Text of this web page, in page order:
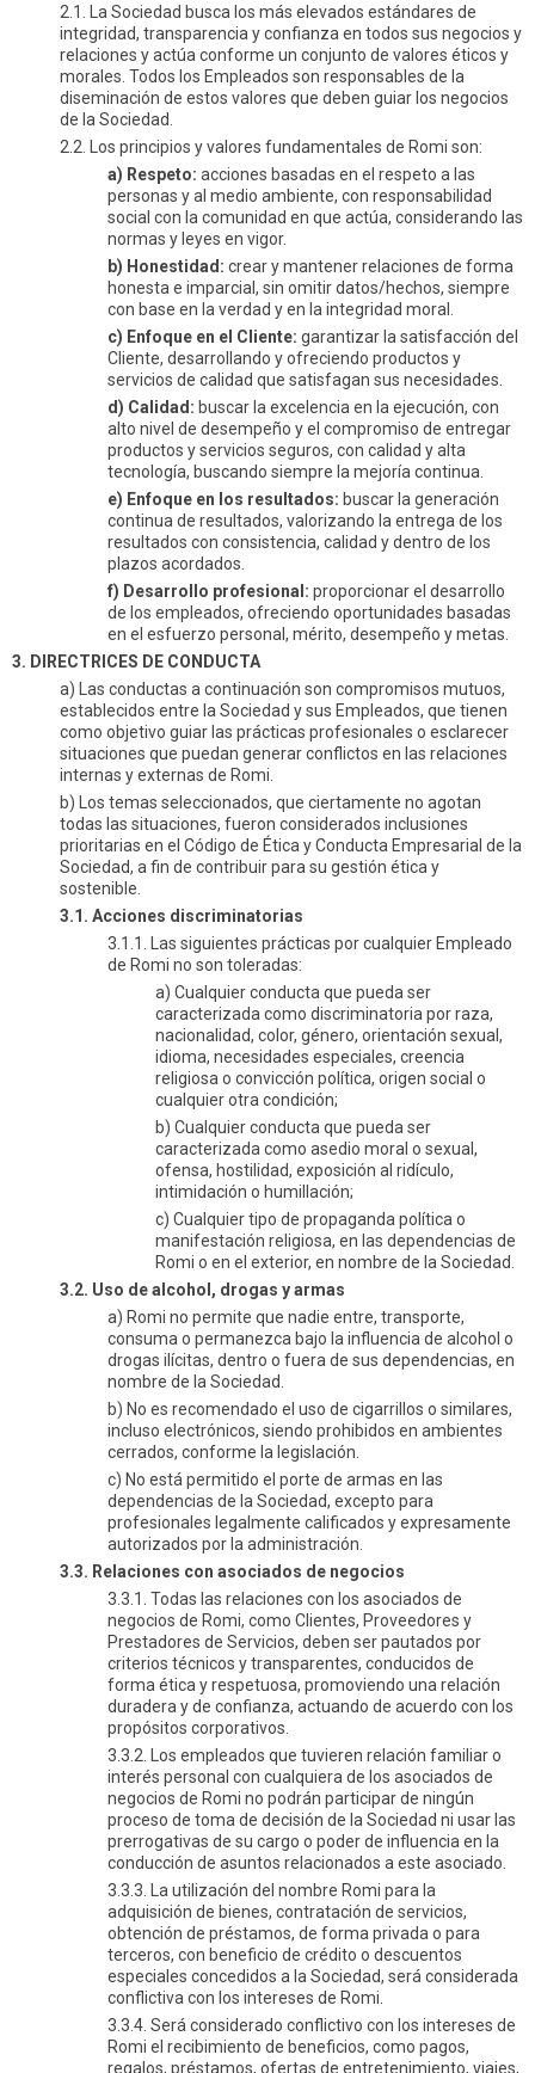
2.1. La Sociedad busca los más elevados estándares de
integridad, transparencia y confianza en todos sus negocios y
relaciones y actúa conforme un conjunto de valores éticos y
morales. Todos los Empleados son responsables de la
diseminación de estos valores que deben guiar los negocios
de la Sociedad.
2.2. Los principios y valores fundamentales de Romi son:
a) Respeto: acciones basadas en el respeto a las
personas y al medio ambiente, con responsabilidad
social con la comunidad en que actúa, considerando las
normas y leyes en vigor.
b) Honestidad: crear y mantener relaciones de forma
honesta e imparcial, sin omitir datos/hechos, siempre
con base en la verdad y en la integridad moral.
c) Enfoque en el Cliente: garantizar la satisfacción del
Cliente, desarrollando y ofreciendo productos y
servicios de calidad que satisfagan sus necesidades.
d) Calidad: buscar la excelencia en la ejecución, con
alto nivel de desempeño y el compromiso de entregar
productos y servicios seguros, con calidad y alta
tecnología, buscando siempre la mejoría continua.
e) Enfoque en los resultados: buscar la generación
continua de resultados, valorizando la entrega de los
resultados con consistencia, calidad y dentro de los
plazos acordados.
f) Desarrollo profesional: proporcionar el desarrollo
de los empleados, ofreciendo oportunidades basadas
en el esfuerzo personal, mérito, desempeño y metas.
3. DIRECTRICES DE CONDUCTA
a) Las conductas a continuación son compromisos mutuos,
establecidos entre la Sociedad y sus Empleados, que tienen
como objetivo guiar las prácticas profesionales o esclarecer
situaciones que puedan generar conflictos en las relaciones
internas y externas de Romi.
b) Los temas seleccionados, que ciertamente no agotan
todas las situaciones, fueron considerados inclusiones
prioritarias en el Código de Ética y Conducta Empresarial de la
Sociedad, a fin de contribuir para su gestión ética y
sostenible.
3.1. Acciones discriminatorias
3.1.1. Las siguientes prácticas por cualquier Empleado
de Romi no son toleradas:
a) Cualquier conducta que pueda ser
caracterizada como discriminatoria por raza,
nacionalidad, color, género, orientación sexual,
idioma, necesidades especiales, creencia
religiosa o convicción política, origen social o
cualquier otra condición;
b) Cualquier conducta que pueda ser
caracterizada como asedio moral o sexual,
ofensa, hostilidad, exposición al ridículo,
intimidación o humillación;
c) Cualquier tipo de propaganda política o
manifestación religiosa, en las dependencias de
Romi o en el exterior, en nombre de la Sociedad.
3.2. Uso de alcohol, drogas y armas
a) Romi no permite que nadie entre, transporte,
consuma o permanezca bajo la influencia de alcohol o
drogas ilícitas, dentro o fuera de sus dependencias, en
nombre de la Sociedad.
b) No es recomendado el uso de cigarrillos o similares,
incluso electrónicos, siendo prohibidos en ambientes
cerrados, conforme la legislación.
c) No está permitido el porte de armas en las
dependencias de la Sociedad, excepto para
profesionales legalmente calificados y expresamente
autorizados por la administración.
3.3. Relaciones con asociados de negocios
3.3.1. Todas las relaciones con los asociados de
negocios de Romi, como Clientes, Proveedores y
Prestadores de Servicios, deben ser pautados por
criterios técnicos y transparentes, conducidos de
forma ética y respetuosa, promoviendo una relación
duradera y de confianza, actuando de acuerdo con los
propósitos corporativos.
3.3.2. Los empleados que tuvieren relación familiar o
interés personal con cualquiera de los asociados de
negocios de Romi no podrán participar de ningún
proceso de toma de decisión de la Sociedad ni usar las
prerrogativas de su cargo o poder de influencia en la
conducción de asuntos relacionados a este asociado.
3.3.3. La utilización del nombre Romi para la
adquisición de bienes, contratación de servicios,
obtención de préstamos, de forma privada o para
terceros, con beneficio de crédito o descuentos
especiales concedidos a la Sociedad, será considerada
conflictiva con los intereses de Romi.
3.3.4. Será considerado conflictivo con los intereses de
Romi el recibimiento de beneficios, como pagos,
regalos, préstamos, ofertas de entretenimiento, viajes,